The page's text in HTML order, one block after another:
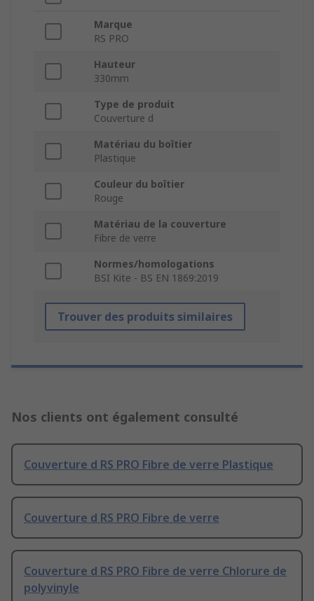
Marque
RS PRO
Hauteur
330mm
Type de produit
Couverture d
Matériau du boîtier
Plastique
Couleur du boîtier
Rouge
Matériau de la couverture
Fibre de verre
Normes/homologations
BSI Kite - BS EN 1869:2019
Trouver des produits similaires
Nos clients ont également consulté
Couverture d RS PRO Fibre de verre Plastique
Couverture d RS PRO Fibre de verre
Couverture d RS PRO Fibre de verre Chlorure de
polyvinyle